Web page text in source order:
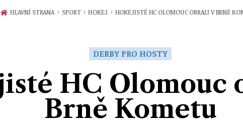
HLAVNÍ STRANA › SPORT › HOKEJ › HOKEJISTÉ HC OLOMOUC OBRALI V BRNĚ
DERBY PRO HOSTY
HC Olomouc
Brně Kometu